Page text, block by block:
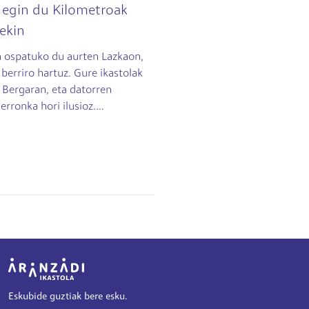
du Kilometroak
du aurten Lazkaon,
hartuz. Gure ikastolak
eta datorren
hori ilusioz.…
Irudia
Eskubide guztiak bere esku.